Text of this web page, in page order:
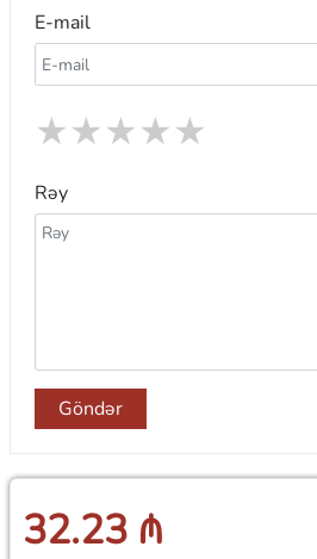
E-mail
★
★
★
★
★
Rəy
Göndər
32.23 ₼